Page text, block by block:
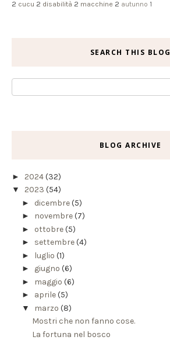
2 cucu 2 disabilità 2 macchine 2 autunno 1
SEARCH THIS BLOG
BLOG ARCHIVE
► 2024(32)
▼ 2023 (54)
► dicembre(5)
► novembre(7)
► ottobre(5)
► settembre(4)
► luglio (1)
► giugno (6)
► maggio (6)
► aprile(5)
▼ marzo (8)
Mostri che non fanno cose.
La fortuna nel bosco